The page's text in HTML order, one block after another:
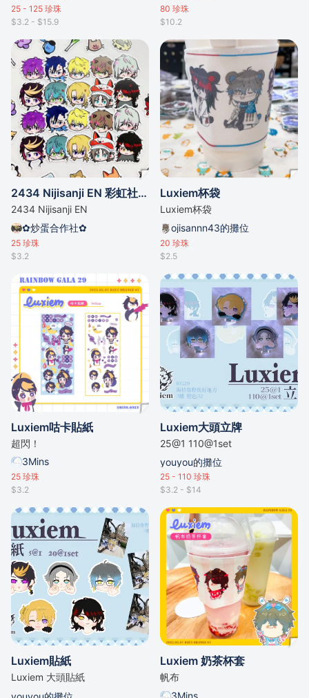
25 - 125 珍珠
$3.2 - $15.9
80 珍珠
$10.2
2434 Nijisanji EN 彩虹社 Luxiem Noctyx 貼紙包
2434 Nijisanji EN
✿炒蛋合作社✿
25 珍珠
$3.2
Luxiem杯袋
Luxiem杯袋
ojisannn43的攤位
20 珍珠
$2.5
Luxiem咕卡貼紙
超閃！
3Mins
25 珍珠
$3.2
Luxiem大頭立牌
25@1 110@1set
youyou的攤位
25 - 110 珍珠
$3.2 - $14
Luxiem貼紙
Luxiem 大頭貼紙
Luxiem 奶茶杯套
帆布